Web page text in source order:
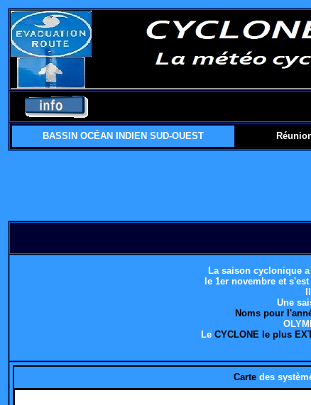
BASSIN OCÉAN INDIEN SUD-OUEST
La saison cyclonique
le 1er novembre et
Une
Noms pour
Le CYCLONE le plus
Cartedes